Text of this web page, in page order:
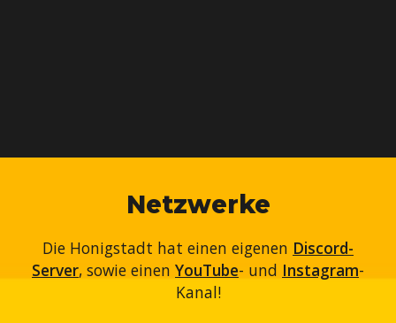
Netzwerke
Die Honigstadt hat einen eigenen Discord-
Server, sowie einen YouTube- und Instagram-
Kanal!